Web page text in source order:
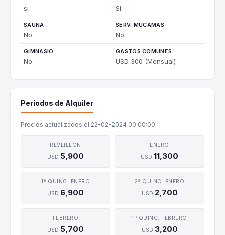
si Si
SAUNA
No
SERV. MUCAMAS
No
GIMNASIO
No
GASTOS COMUNES
USD 300 (Mensual)
Períodos de Alquiler
Precios actualizados el 22-02-2024 00:00:00
REVEILLON
USD 5,900
ENERO
USD 11,300
1ª QUINC. ENERO
USD 6,900
2ª QUINC. ENERO
USD 2,700
FEBRERO
USD 5,700
1ª QUINC. FEBRERO
USD 3,200